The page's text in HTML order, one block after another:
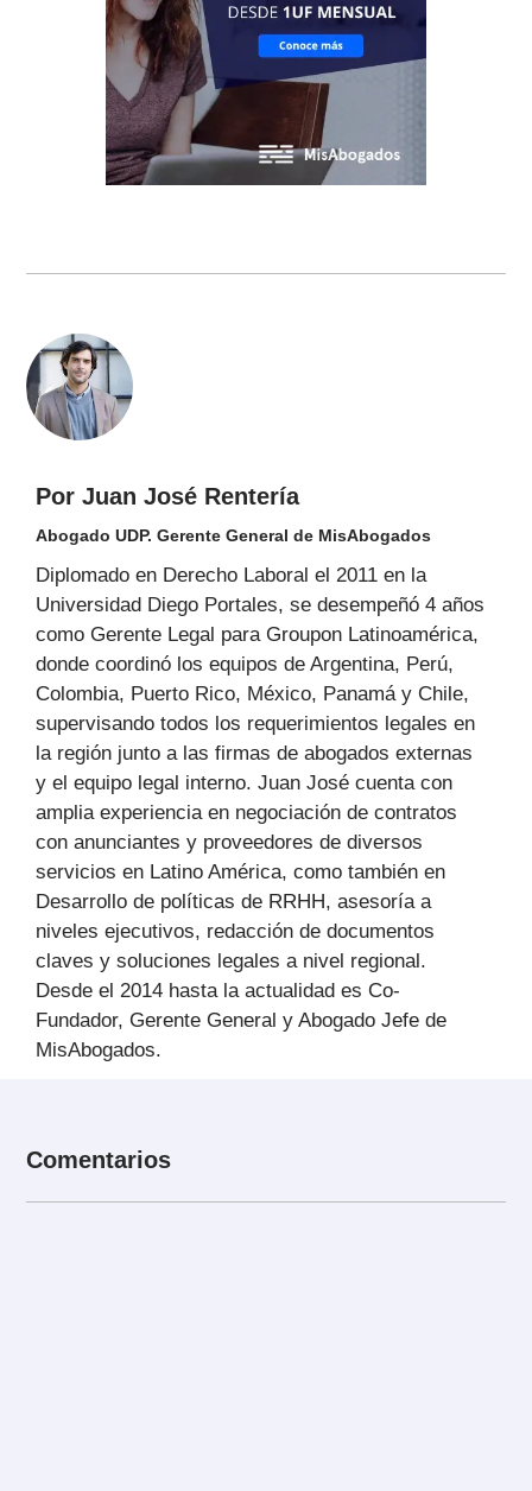
Por Juan José Rentería
Abogado UDP. Gerente General de MisAbogados
Diplomado en Derecho Laboral el 2011 en la
Universidad Diego Portales, se desempeñó 4 años
como Gerente Legal para Groupon Latinoamérica,
donde coordinó los equipos de Argentina, Perú,
Colombia, Puerto Rico, México, Panamá y Chile,
supervisando todos los requerimientos legales en
la región junto a las firmas de abogados externas
y el equipo legal interno. Juan José cuenta con
amplia experiencia en negociación de contratos
con anunciantes y proveedores de diversos
servicios en Latino América, como también en
Desarrollo de políticas de RRHH, asesoría a
niveles ejecutivos, redacción de documentos
claves y soluciones legales a nivel regional.
Desde el 2014 hasta la actualidad es Co-
Fundador, Gerente General y Abogado Jefe de
MisAbogados.
Comentarios